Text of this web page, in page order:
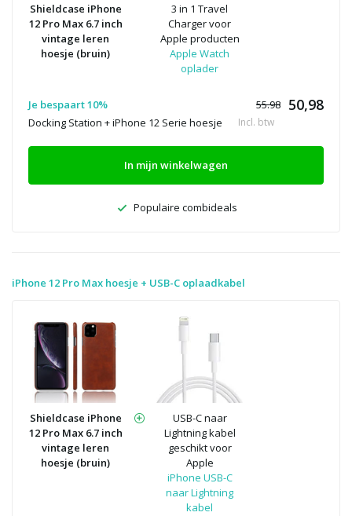
Shieldcase iPhone
12 Pro Max 6.7 inch
vintage leren
hoesje (bruin)
3 in 1 Travel
Charger voor
Apple producten
Apple Watch
oplader
Je bespaart 10% 55.98 50,98
Docking Station + iPhone 12 Serie hoesje Incl. btw
In mijn winkelwagen
Populaire combideals
iPhone 12 Pro Max hoesje + USB-C oplaadkabel
Shieldcase iPhone
12 Pro Max 6.7 inch
vintage leren
hoesje (bruin)
USB-C naar
Lightning kabel
geschikt voor
Apple
iPhone USB-C
naar Lightning
kabel